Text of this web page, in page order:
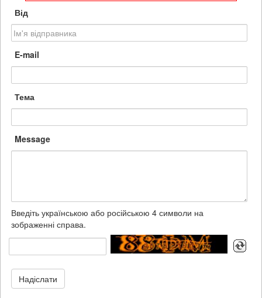
Від
E-mail
Тема
Message
Введіть українською або російською 4 символи на
зображенні справа.
Надіслати